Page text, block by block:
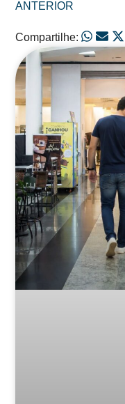
ANTERIOR
Compartilhe:
Posts